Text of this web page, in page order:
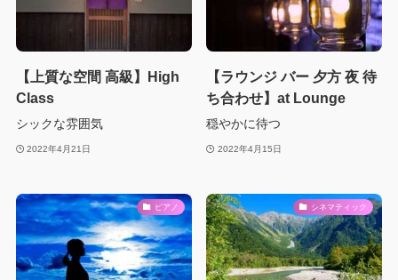
【上質な空間 高級】High
Class
シックな雰囲気
2022年4月21日
【ラウンジ バー 夕方 夜 待
ち合わせ】at Lounge
穏やかに待つ
2022年4月15日
ピアノ シネマティック